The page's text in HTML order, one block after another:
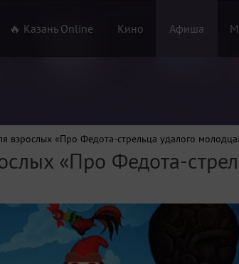
🔥 Казань Online Кино Афиша
взрослых «Про Федота-стрельца удалого
«Про Федота-